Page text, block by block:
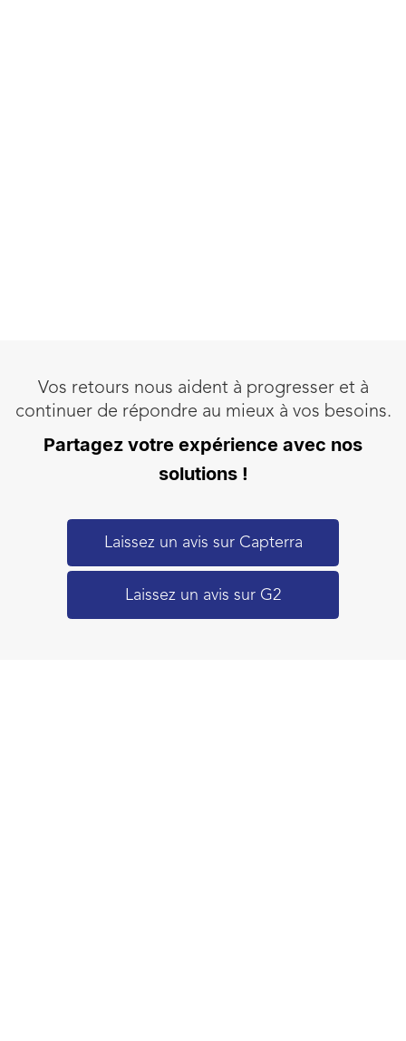
Vos retours nous aident à progresser et à
continuer de répondre au mieux à vos besoins.
Partagez votre expérience avec nos
solutions !
Laissez un avis sur Capterra
Laissez un avis sur G2